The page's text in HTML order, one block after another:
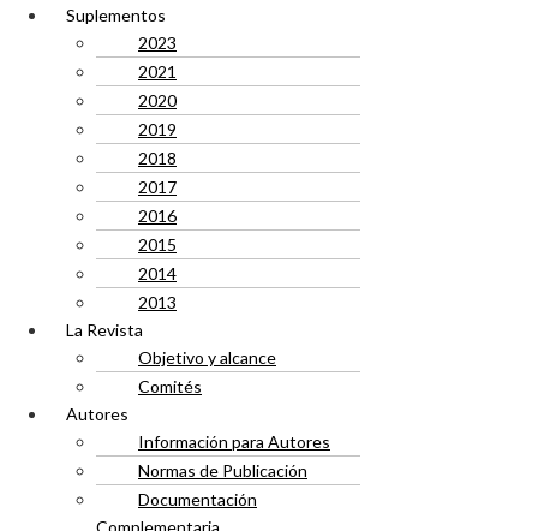
Suplementos
2023
2021
2020
2019
2018
2017
2016
2015
2014
2013
La Revista
Objetivo y alcance
Comités
Autores
Información para Autores
Normas de Publicación
Documentación
Complementaria